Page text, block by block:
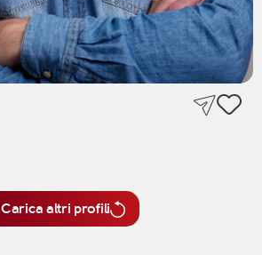
Carica altri profili